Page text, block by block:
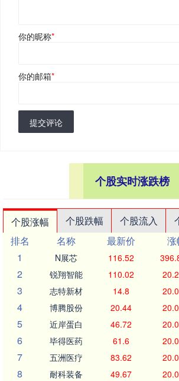
你的昵称*
你的邮箱*
提交评论
个股实时涨跌榜
个股涨幅 个股跌幅 个股流入
排名
名称 最新价 涨
1
N展芯 116.52
2 锐翔智能 110.02
3 志特新材 14.8
4 博腾股份 20.44
5 近岸蛋白 46.72
6 毕得医药 61.6
7 五洲医疗 83.62
8 耐科装备 49.67